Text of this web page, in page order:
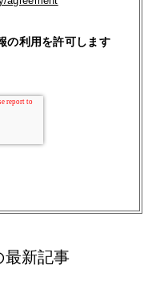
の利用を許可します
最新記事